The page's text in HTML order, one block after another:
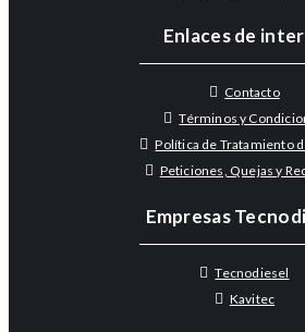
Enlaces de
Contacto
Términos y
Política de Tratamiento
Peticiones, Quejas y
Empresas
Tecnodiesel
Kavitec